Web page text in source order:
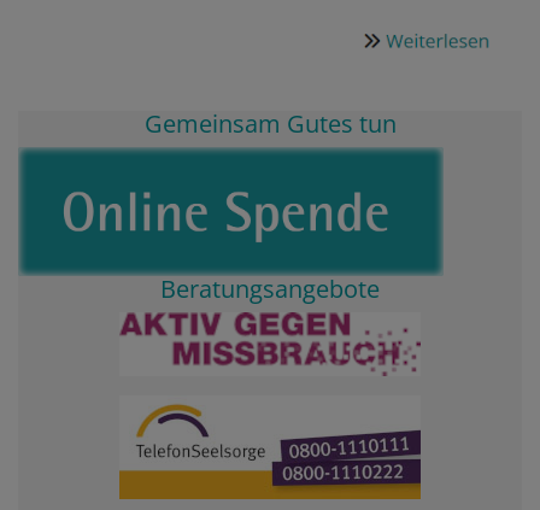
Gemeinsam Gutes tun
Beratungsangebote